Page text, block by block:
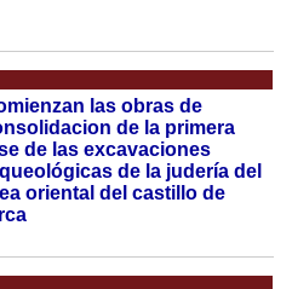
las obras de
de la primera
de las excavaciones
de la judería del
oriental del castillo de